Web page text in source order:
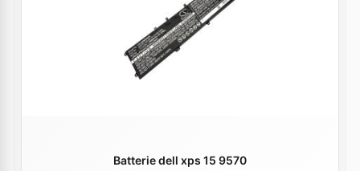
Batterie dell xps 15 9570